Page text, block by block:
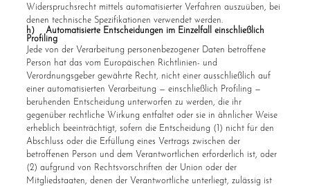
Widerspruchsrecht mittels automatisierter Verfahren auszuüben, bei
denen technische Spezifikationen verwendet werden.
h) Automatisierte Entscheidungen im Einzelfall einschließlich
Profiling
Jede von der Verarbeitung personenbezogener Daten betroffene
Person hat das vom Europäischen Richtlinien- und
Verordnungsgeber gewährte Recht, nicht einer ausschließlich auf
einer automatisierten Verarbeitung — einschließlich Profiling —
beruhenden Entscheidung unterworfen zu werden, die ihr
gegenüber rechtliche Wirkung entfaltet oder sie in ähnlicher Weise
erheblich beeinträchtigt, sofern die Entscheidung (1) nicht für den
Abschluss oder die Erfüllung eines Vertrags zwischen der
betroffenen Person und dem Verantwortlichen erforderlich ist, oder
(2) aufgrund von Rechtsvorschriften der Union oder der
Mitgliedstaaten, denen der Verantwortliche unterliegt, zulässig ist